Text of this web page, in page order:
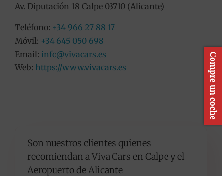
Av. Diputación 18 Calpe 03710 (Alicante)
Teléfono: +34 966 27 88 17
Móvil: +34 645 050 698
Email: info@vivacars.es
Web: https://www.vivacars.es
Son nuestros clientes quienes
recomiendan a Viva Cars en Calpe y el
Aeropuerto de Alicante
Compre un coche